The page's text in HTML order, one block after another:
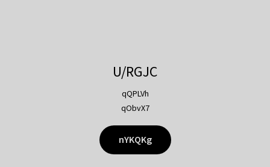
U/RGJC
qQPLVh
qObvX7
nYKQKg